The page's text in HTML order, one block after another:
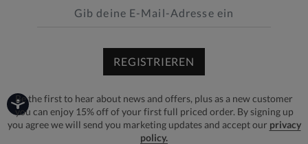
REGISTRIEREN
Be the first to hear about news and offers, plus as a new customer
you can enjoy 15% off of your first full priced order. By signing up
you agree we will send you marketing updates and accept our privacy
policy.